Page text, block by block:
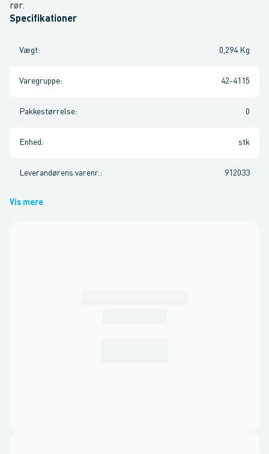
rør.
Specifikationer
Vægt: 0,294 Kg
Varegruppe: 42-4115
Pakkestørrelse: 0
Enhed : stk
Leverandørens varenr. : 912033
Vis mere